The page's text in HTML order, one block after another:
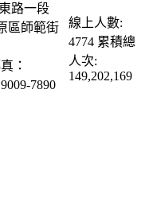
路一段
區師範街
：
7890
線上人數:
4774 累積總
人次:
149,202,169